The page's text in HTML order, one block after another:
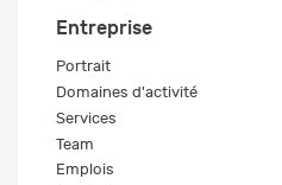
Entreprise
Portrait
Domaines d'activité
Services
Team
Emplois